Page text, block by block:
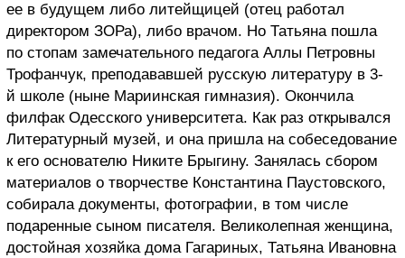
ее в будущем либо литейщицей (отец работал
директором ЗОРа), либо врачом. Но Татьяна пошла
по стопам замечательного педагога Аллы Петровны
Трофанчук, преподававшей русскую литературу в 3-
й школе (ныне Мариинская гимназия). Окончила
филфак Одесского университета. Как раз открывался
Литературный музей, и она пришла на собеседование
к его основателю Никите Брыгину. Занялась сбором
материалов о творчестве Константина Паустовского,
собирала документы, фотографии, в том числе
подаренные сыном писателя. Великолепная женщина,
достойная хозяйка дома Гагариных, Татьяна Ивановна